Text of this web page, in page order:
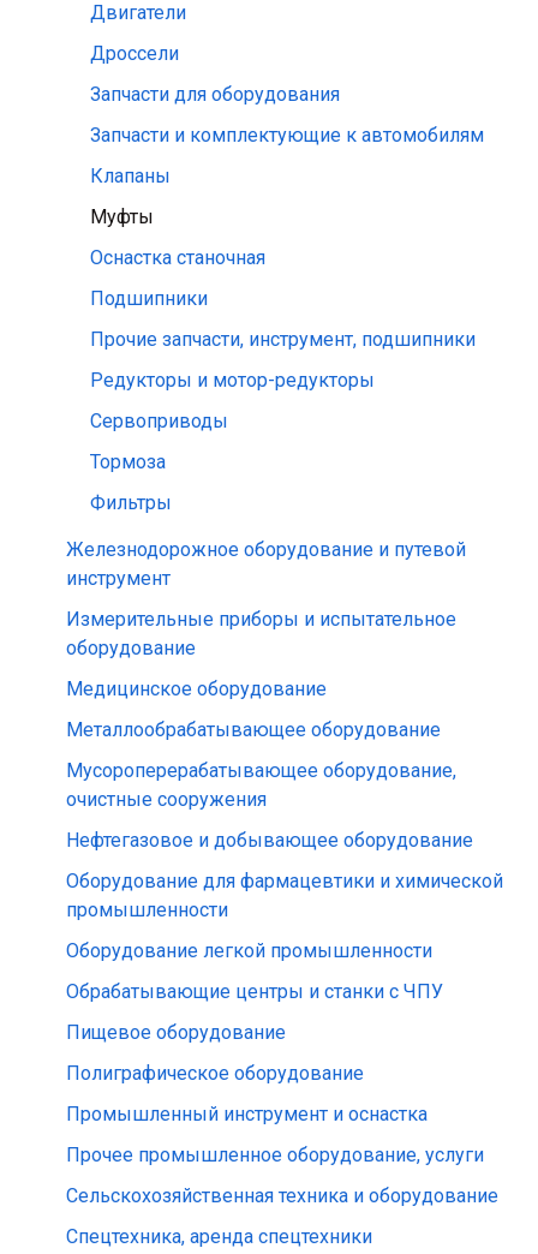
Двигатели
Дроссели
Запчасти для оборудования
Запчасти и комплектующие к автомобилям
Клапаны
Муфты
Оснастка станочная
Подшипники
Прочие запчасти, инструмент, подшипники
Редукторы и мотор-редукторы
Сервоприводы
Тормоза
Фильтры
Железнодорожное оборудование и путевой
инструмент
Измерительные приборы и испытательное
оборудование
Медицинское оборудование
Металлообрабатывающее оборудование
Мусороперерабатывающее оборудование,
очистные сооружения
Нефтегазовое и добывающее оборудование
Оборудование для фармацевтики и химической
промышленности
Оборудование легкой промышленности
Обрабатывающие центры и станки с ЧПУ
Пищевое оборудование
Полиграфическое оборудование
Промышленный инструмент и оснастка
Прочее промышленное оборудование, услуги
Сельскохозяйственная техника и оборудование
Спецтехника, аренда спецтехники